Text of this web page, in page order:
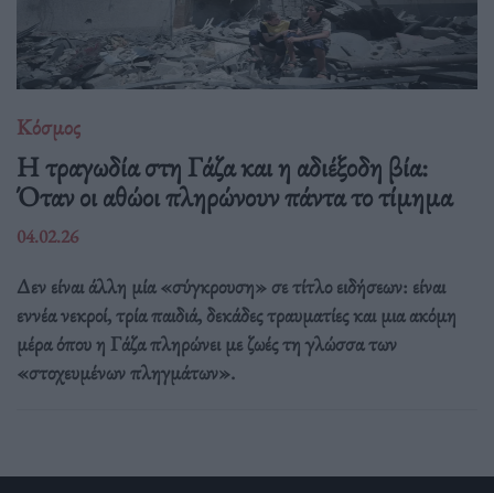
Κόσμος
Η τραγωδία στη Γάζα και η αδιέξοδη βία:
Όταν οι αθώοι πληρώνουν πάντα το τίμημα
04.02.26
Δεν είναι άλλη μία «σύγκρουση» σε τίτλο ειδήσεων: είναι
εννέα νεκροί, τρία παιδιά, δεκάδες τραυματίες και μια ακόμη
μέρα όπου η Γάζα πληρώνει με ζωές τη γλώσσα των
«στοχευμένων πληγμάτων».